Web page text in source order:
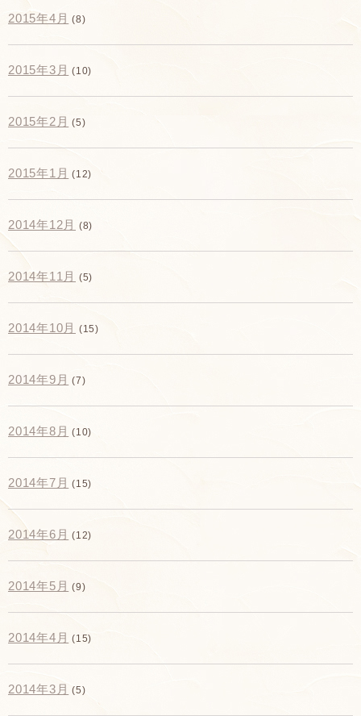
2015年4月 (8)
2015年3月 (10)
2015年2月 (5)
2015年1月 (12)
2014年12月 (8)
2014年11月 (5)
2014年10月 (15)
2014年9月 (7)
2014年8月 (10)
2014年7月 (15)
2014年6月 (12)
2014年5月 (9)
2014年4月 (15)
2014年3月 (5)